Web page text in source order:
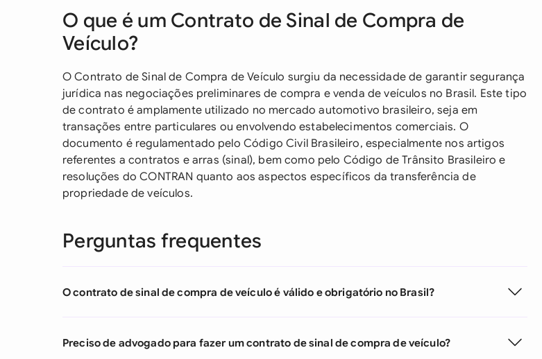
O que é um Contrato de Sinal de Compra de
Veículo?
O Contrato de Sinal de Compra de Veículo surgiu da necessidade de garantir segurança
jurídica nas negociações preliminares de compra e venda de veículos no Brasil. Este tipo
de contrato é amplamente utilizado no mercado automotivo brasileiro, seja em
transações entre particulares ou envolvendo estabelecimentos comerciais. O
documento é regulamentado pelo Código Civil Brasileiro, especialmente nos artigos
referentes a contratos e arras (sinal), bem como pelo Código de Trânsito Brasileiro e
resoluções do CONTRAN quanto aos aspectos específicos da transferência de
propriedade de veículos.
Perguntas frequentes
O contrato de sinal de compra de veículo é válido e obrigatório no Brasil?
Preciso de advogado para fazer um contrato de sinal de compra de veículo?